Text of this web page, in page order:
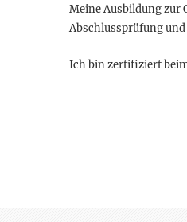
Meine Ausbildung zur
Abschlussprüfung
Ich bin zertifiziert